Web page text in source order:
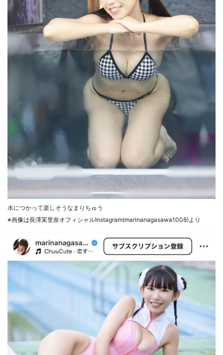
水につかって楽しそうなまりちゅう
※画像は長澤茉里奈オフィシャルInstagram(marinanagasawa1008)より